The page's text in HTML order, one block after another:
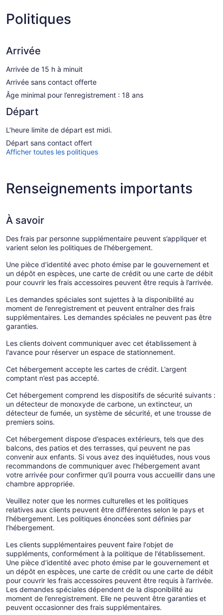
Politiques
Arrivée
Arrivée de 15 h à minuit
Arrivée sans contact offerte
Âge minimal pour l’enregistrement : 18 ans
Départ
L’heure limite de départ est midi.
Départ sans contact offert
Afficher toutes les politiques
Renseignements importants
À savoir
Des frais par personne supplémentaire peuvent s’appliquer et
varient selon les politiques de l’hébergement.
Une pièce d’identité avec photo émise par le gouvernement et
un dépôt en espèces, une carte de crédit ou une carte de débit
pour couvrir les frais accessoires peuvent être requis à l’arrivée.
Les demandes spéciales sont sujettes à la disponibilité au
moment de l’enregistrement et peuvent entraîner des frais
supplémentaires. Les demandes spéciales ne peuvent pas être
garanties.
Les clients doivent communiquer avec cet établissement à
l'avance pour réserver un espace de stationnement.
Cet hébergement accepte les cartes de crédit. L’argent
comptant n’est pas accepté.
Cet hébergement comprend les dispositifs de sécurité suivants :
un détecteur de monoxyde de carbone, un extincteur, un
détecteur de fumée, un système de sécurité, et une trousse de
premiers soins.
Cet hébergement dispose d’espaces extérieurs, tels que des
balcons, des patios et des terrasses, qui peuvent ne pas
convenir aux enfants. Si vous avez des inquiétudes, nous vous
recommandons de communiquer avec l’hébergement avant
votre arrivée pour confirmer qu’il pourra vous accueillir dans une
chambre appropriée.
Veuillez noter que les normes culturelles et les politiques
relatives aux clients peuvent être différentes selon le pays et
l’hébergement. Les politiques énoncées sont définies par
l’hébergement.
Les clients supplémentaires peuvent faire l'objet de
suppléments, conformément à la politique de l'établissement.
Une pièce d’identité avec photo émise par le gouvernement et
un dépôt en espèces, une carte de crédit ou une carte de débit
pour couvrir les frais accessoires peuvent être requis à l’arrivée.
Les demandes spéciales dépendent de la disponibilité au
moment de l’enregistrement. Elle ne peuvent être garanties et
peuvent occasionner des frais supplémentaires.